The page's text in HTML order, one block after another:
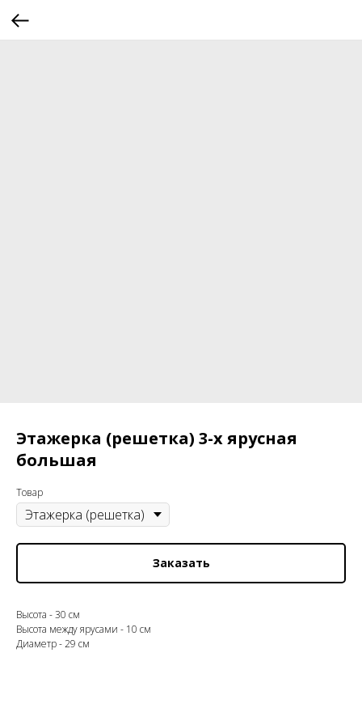
Этажерка (решетка) 3-х ярусная
большая
Товар
Заказать
Высота - 30 см
Высота между ярусами - 10 см
Диаметр - 29 см